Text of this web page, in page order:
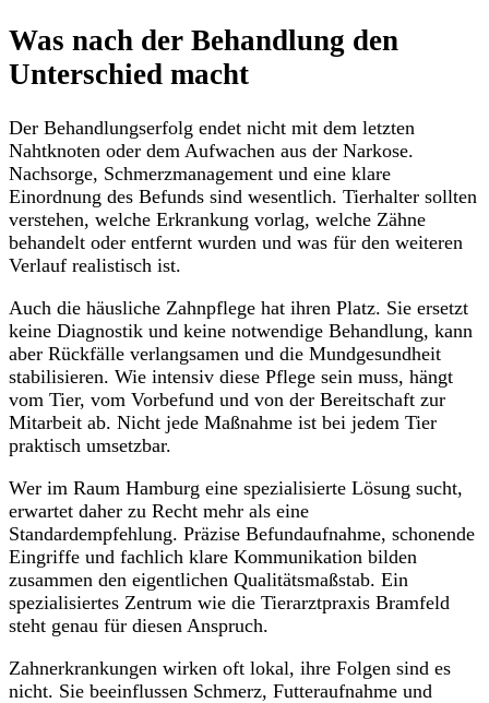
Was nach der Behandlung den
Unterschied macht
Der Behandlungserfolg endet nicht mit dem letzten
Nahtknoten oder dem Aufwachen aus der Narkose.
Nachsorge, Schmerzmanagement und eine klare
Einordnung des Befunds sind wesentlich. Tierhalter sollten
verstehen, welche Erkrankung vorlag, welche Zähne
behandelt oder entfernt wurden und was für den weiteren
Verlauf realistisch ist.
Auch die häusliche Zahnpflege hat ihren Platz. Sie ersetzt
keine Diagnostik und keine notwendige Behandlung, kann
aber Rückfälle verlangsamen und die Mundgesundheit
stabilisieren. Wie intensiv diese Pflege sein muss, hängt
vom Tier, vom Vorbefund und von der Bereitschaft zur
Mitarbeit ab. Nicht jede Maßnahme ist bei jedem Tier
praktisch umsetzbar.
Wer im Raum Hamburg eine spezialisierte Lösung sucht,
erwartet daher zu Recht mehr als eine
Standardempfehlung. Präzise Befundaufnahme, schonende
Eingriffe und fachlich klare Kommunikation bilden
zusammen den eigentlichen Qualitätsmaßstab. Ein
spezialisiertes Zentrum wie die Tierarztpraxis Bramfeld
steht genau für diesen Anspruch.
Zahnerkrankungen wirken oft lokal, ihre Folgen sind es
nicht. Sie beeinflussen Schmerz, Futteraufnahme und